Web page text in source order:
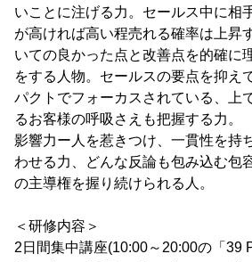
いことに注げる力。セールス中に相
が高ければ高い程売れる確率は上昇
いての良かった点と改善点を的確に
をする人物。セールスの要点を抑え
パクトでフォーカスされている、上
るお客様の呼吸さえも把握する力。
影響力ー人を惹きつけ、一貫性を持
わせる力、どんな反論も包み込む包
の主導権を握り続けられる人。
＜研修内容＞
2日間集中講座(10:00～20:00の「39